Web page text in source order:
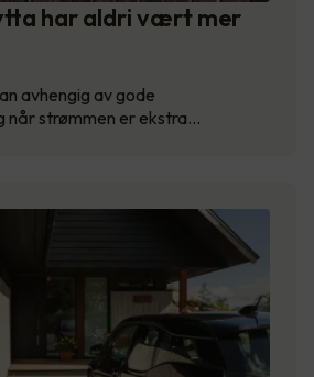
har aldri vært mer
avhengig av gode
når strømmen er ekstra…